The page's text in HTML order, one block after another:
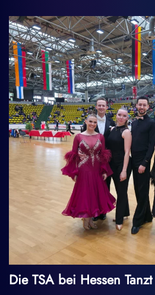
Die TSA bei Hessen